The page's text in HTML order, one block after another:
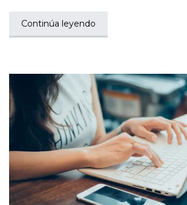
Continúa leyendo